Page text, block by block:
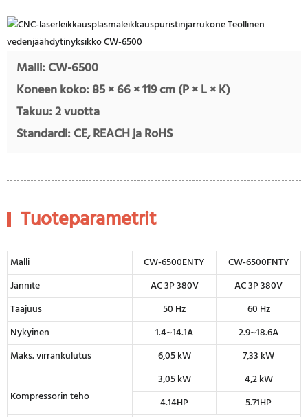
Malli: CW-6500
Koneen koko: 85 × 66 × 119 cm (P × L × K)
Takuu: 2 vuotta
Standardi: CE, REACH ja RoHS
Tuoteparametrit
Malli CW-6500ENTY
CW-6500FNTY
Jännite
AC 3P 380V
AC 3P 380V
Taajuus
50 Hz
60 Hz
Nykyinen
1.4~14.1A
2.9~18.6A
Maks. virrankulutus
6,05 kW 7,33 kW
Kompressorin teho
3,05 kW
4,2 kW
4.14HP
5.71HP